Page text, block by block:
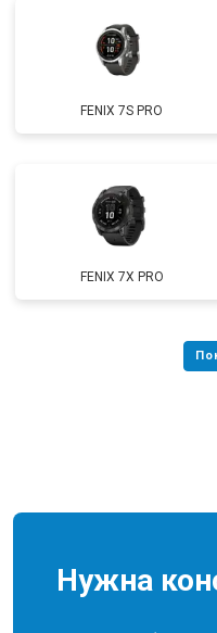
FENIX 7S PRO
FENIX 7X PRO
Нужна